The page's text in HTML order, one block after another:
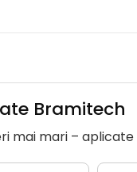
Bramitech
mai mari –